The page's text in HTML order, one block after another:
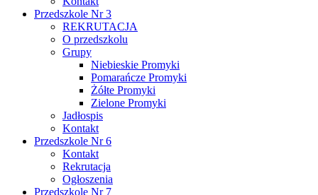
Przedszkole Nr 3
REKRUTACJA
O przedszkolu
Grupy
Niebieskie Promyki
Pomarańcze Promyki
Żółte Promyki
Zielone Promyki
Jadłospis
Kontakt
Przedszkole Nr 6
Kontakt
Rekrutacja
Ogłoszenia
Przedszkole Nr 7